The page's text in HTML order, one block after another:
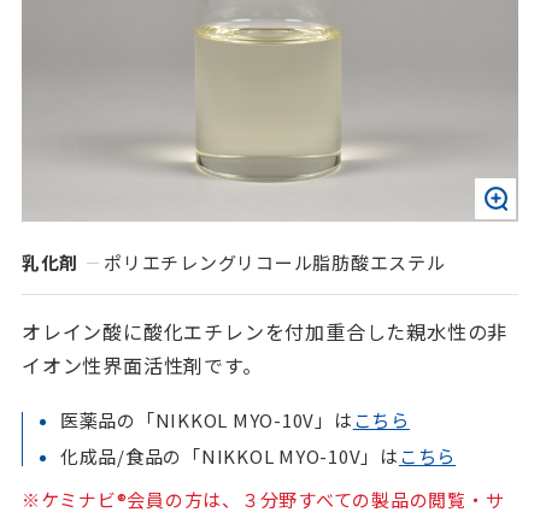
乳化剤 ポリエチレングリコール脂肪酸エステル
オレイン酸に酸化エチレンを付加重合した親水性の非
イオン性界面活性剤です。
医薬品の「NIKKOL MYO-10V」はこちら
化成品/食品の「NIKKOL MYO-10V」はこちら
※ケミナビ®会員の方は、３分野すべての製品の閲覧・サ